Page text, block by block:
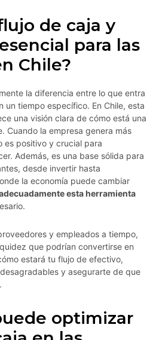
de caja y
para las
Chile?
la diferencia entre lo que entra
un tiempo específico. En Chile, esta
una visión clara de cómo está una
Cuando la empresa genera más
es positivo y crucial para
Además, es una base sólida para
desde invertir hasta
la economía puede cambiar
esta herramienta
y empleados a tiempo,
que podrían convertirse en
estará tu flujo de efectivo,
y asegurarte de que
optimizar